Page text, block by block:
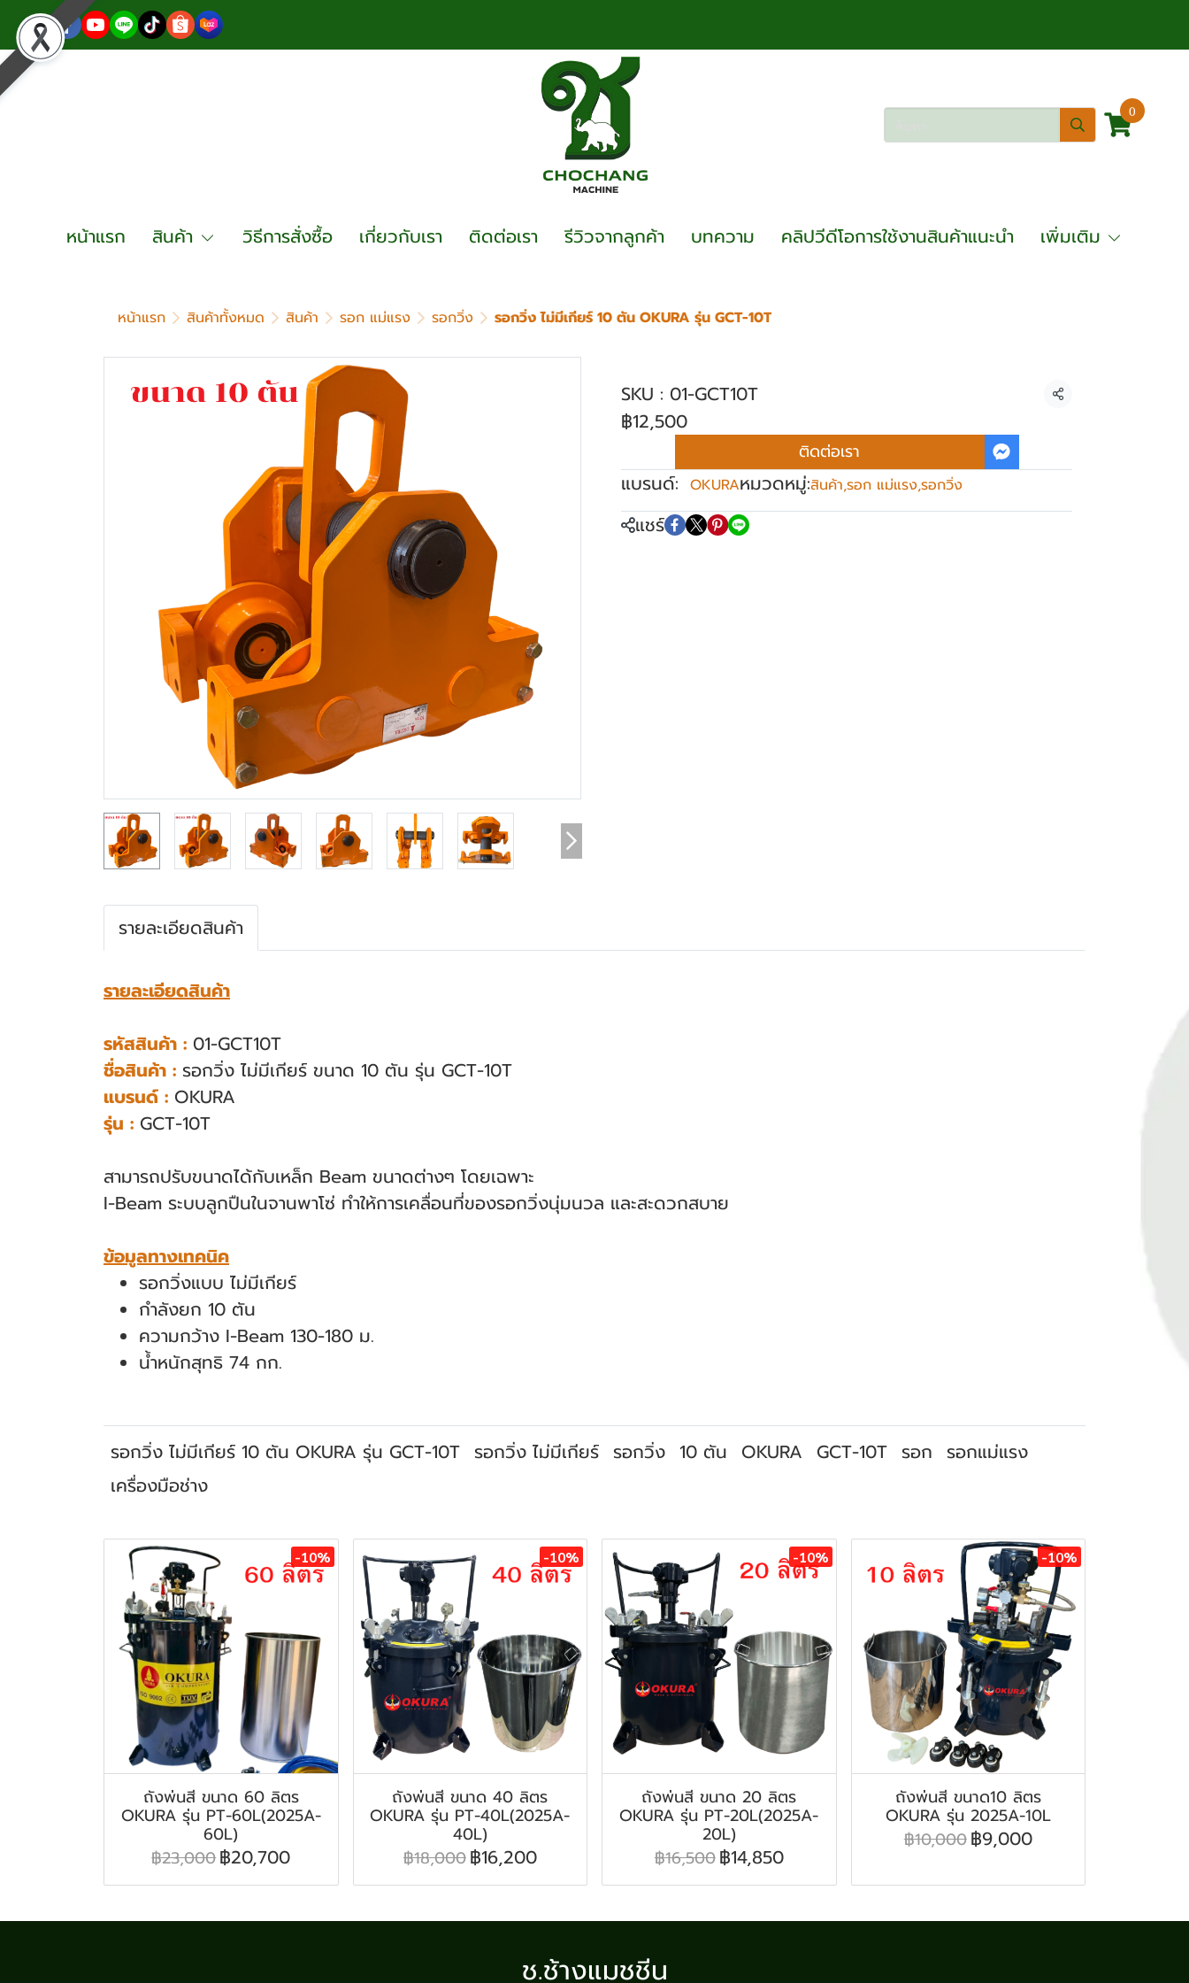
0
หน้าแรก สินค้า วิธีการสั่งซื้อ เกี่ยวกับเรา ติดต่อเรา รีวิวจากลูกค้า บทความ คลิปวีดีโอการใช้งานสินค้าแนะนำ เพิ่มเติม
หน้าแรก สินค้าทั้งหมด สินค้า รอก แม่แรง รอกวิ่ง รอกวิ่ง ไม่มีเกียร์ 10 ตัน OKURA รุ่น GCT-10T
SKU : 01-GCT10T แชร์
฿12,500
ติดต่อเรา
แบรนด์: OKURAหมวดหมู่:สินค้า,รอก แม่แรง,รอกวิ่ง
แชร์
รายละเอียดสินค้า
รายละเอียดสินค้า
รหัสสินค้า : 01-GCT10T
ชื่อสินค้า : รอกวิ่ง ไม่มีเกียร์ ขนาด 10 ตัน รุ่น GCT-10T
แบรนด์ : OKURA
รุ่น : GCT-10T
สามารถปรับขนาดได้กับเหล็ก Beam ขนาดต่างๆ โดยเฉพาะ
I-Beam ระบบลูกปืนในจานพาโซ่ ทําให้การเคลื่อนที่ของรอกวิ่งนุ่มนวล และสะดวกสบาย
ข้อมูลทางเทคนิค
รอกวิ่งแบบ ไม่มีเกียร์
กำลังยก 10 ตัน
ความกว้าง I-Beam 130-180 ม.
น้ำหนักสุทธิ 74 กก.
รอกวิ่ง ไม่มีเกียร์ 10 ตัน OKURA รุ่น GCT-10T รอกวิ่ง ไม่มีเกียร์ รอกวิ่ง 10 ตัน OKURA GCT-10T รอก รอกแม่แรง
เครื่องมือช่าง
-10%
ถังพ่นสี ขนาด 60 ลิตร
OKURA รุ่น PT-60L(2025A-
60L)
฿23,000฿20,700
-10%
ถังพ่นสี ขนาด 40 ลิตร
OKURA รุ่น PT-40L(2025A-
40L)
฿18,000฿16,200
-10%
ถังพ่นสี ขนาด 20 ลิตร
OKURA รุ่น PT-20L(2025A-
20L)
฿16,500฿14,850
-10%
ถังพ่นสี ขนาด10 ลิตร
OKURA รุ่น 2025A-10L
฿10,000฿9,000
ช.ช้างแมชชีน